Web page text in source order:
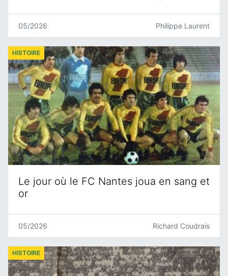
05/2026 Philippe Laurent
Le jour où le FC Nantes joua en sang et
or
HISTOIRE
05/2026 Richard Coudrais
HISTOIRE